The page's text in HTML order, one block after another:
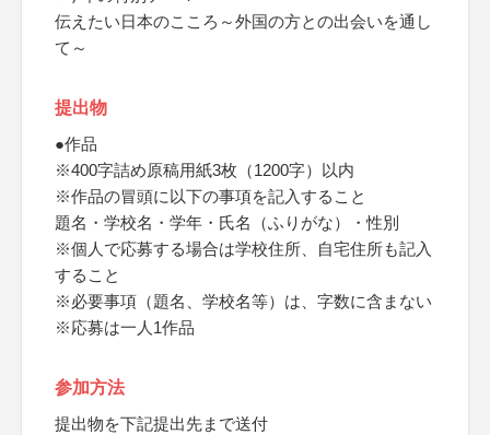
伝えたい日本のこころ～外国の方との出会いを通し
て～
提出物
●作品
※400字詰め原稿用紙3枚（1200字）以内
※作品の冒頭に以下の事項を記入すること
題名・学校名・学年・氏名（ふりがな）・性別
※個人で応募する場合は学校住所、自宅住所も記入
すること
※必要事項（題名、学校名等）は、字数に含まない
※応募は一人1作品
参加方法
提出物を下記提出先まで送付